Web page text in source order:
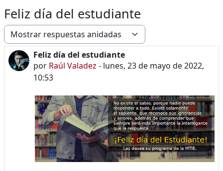
Feliz día del estudiante
Modo de visualización
Feliz día del estudiante
por Raúl Valadez - lunes, 23 de mayo de 2022,
10:53
Número de respuestas: 0